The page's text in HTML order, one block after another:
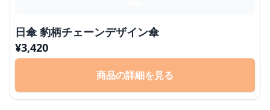
日傘 豹柄チェーンデザイン傘
¥3,420
商品の詳細を見る